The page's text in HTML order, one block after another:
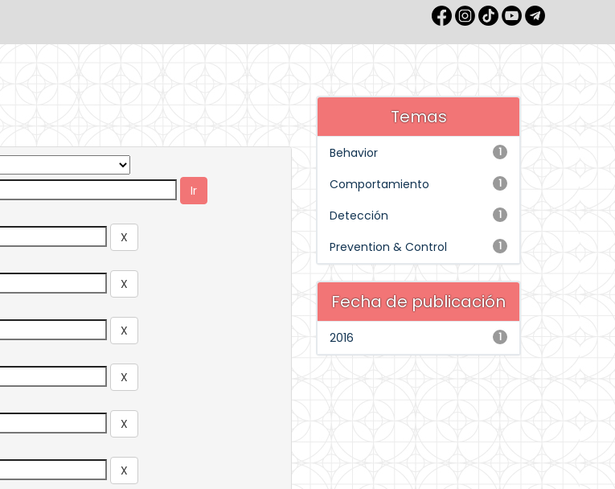
Temas
1
Behavior
1
Comportamiento
1
Detección
1
Prevention & Control
Fecha de publicación
1
2016